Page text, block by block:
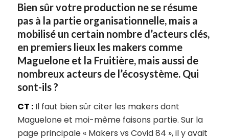
Bien sûr votre production ne se résume
pas à la partie organisationnelle, mais a
mobilisé un certain nombre d’acteurs clés,
en premiers lieux les makers comme
Maguelone et la Fruitière, mais aussi de
nombreux acteurs de l’écosystème. Qui
sont-ils ?
CT :Il faut bien sûr citer les makers dont
Maguelone et moi-même faisons partie. Sur la
page principale « Makers vs Covid 84 », il y avait